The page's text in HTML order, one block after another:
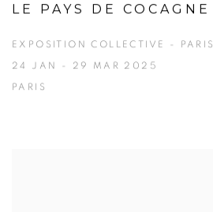
LE PAYS DE COCAGNE
EXPOSITION COLLECTIVE - PARIS
24 JAN - 29 MAR 2025
PARIS